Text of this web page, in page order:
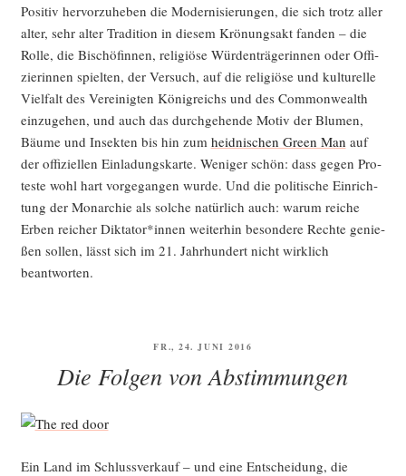
Posi­tiv her­vor­zu­he­ben die Moder­ni­sie­run­gen, die sich trotz aller
alter, sehr alter Tra­di­ti­on in die­sem Krö­nungs­akt fan­den – die
Rol­le, die Bischö­fin­nen, reli­giö­se Wür­den­trä­ge­rin­nen oder Offi­
zie­rin­nen spiel­ten, der Ver­such, auf die reli­giö­se und kul­tu­rel­le
Viel­falt des Ver­ei­nig­ten König­reichs und des Com­mon­wealth
ein­zu­ge­hen, und auch das durch­ge­hen­de Motiv der Blu­men,
Bäu­me und Insek­ten bis hin zum heid­ni­schen Green Man auf
der offi­zi­el­len Ein­la­dungs­kar­te. Weni­ger schön: dass gegen Pro­
tes­te wohl hart vor­ge­gan­gen wur­de. Und die poli­ti­sche Ein­rich­
tung der Mon­ar­chie als sol­che natür­lich auch: war­um rei­che
Erben rei­cher Diktator*innen wei­ter­hin beson­de­re Rech­te genie­
ßen sol­len, lässt sich im 21. Jahr­hun­dert nicht wirk­lich
beantworten.
VERÖFFENTLICHT
FR., 24. JUNI 2016
Die Folgen von Abstimmungen
Ein Land im Schluss­ver­kauf – und eine Ent­schei­dung, die